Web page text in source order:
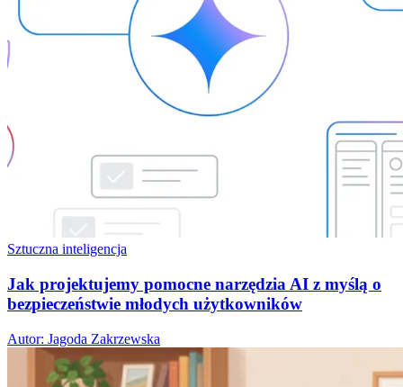
Sztuczna inteligencja
Jak projektujemy pomocne narzędzia AI z myślą o
bezpieczeństwie młodych użytkowników
Autor: Jagoda Zakrzewska